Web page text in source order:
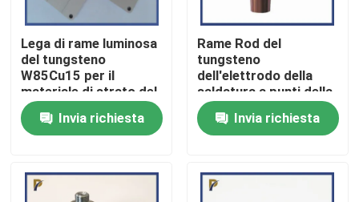
Casa.
Prodotti
Lega di rame luminosa
del tungsteno
W85Cu15 per il
materiale di strato del
tungsteno del rame
dell'elettrodo del
tungsteno del rame
dissipatore di calore
Invia richiesta
Rame Rod del
tungsteno
dell'elettrodo della
saldatura a punti della
lega di rame del
tungsteno WCu10
Invia richiesta